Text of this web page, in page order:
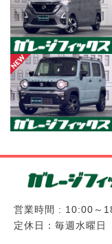
営業時間 : 10:00～
定休日：毎週水曜日